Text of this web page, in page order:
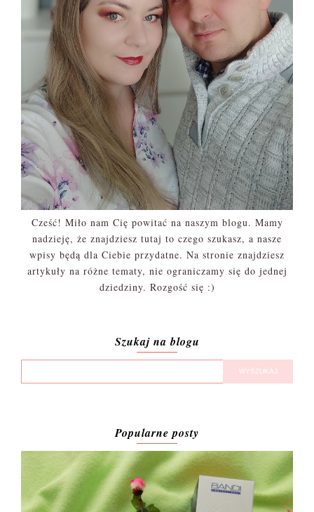
Cześć! Miło nam Cię powitać na naszym blogu. Mamy
nadzieję, że znajdziesz tutaj to czego szukasz, a nasze
wpisy będą dla Ciebie przydatne. Na stronie znajdziesz
artykuły na różne tematy, nie ograniczamy się do jednej
dziedziny. Rozgość się :)
Szukaj na blogu
Popularne posty